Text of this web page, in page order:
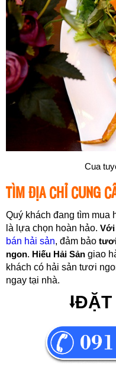
Cua
TÌM ĐỊA CHỈ CUNG
Quý khách đang tìm mua
là lựa chọn hoàn hảo. Với
bán hải sản, đảm bảo
ngon. Hiếu Hải Sản giao
khách có hải sản tươi
ngay tại nhà.
⭣ĐẶT